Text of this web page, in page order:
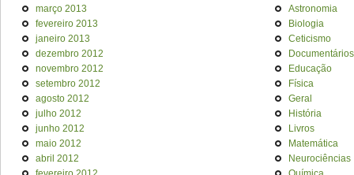
março 2013
fevereiro 2013
janeiro 2013
dezembro 2012
novembro 2012
setembro 2012
agosto 2012
julho 2012
junho 2012
maio 2012
abril 2012
Astronomia
Biologia
Ceticismo
Documentários
Educação
Física
Geral
História
Livros
Matemática
Neurociências